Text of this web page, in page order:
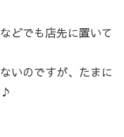
どでも店先に置いて
いのですが、たまに
♪